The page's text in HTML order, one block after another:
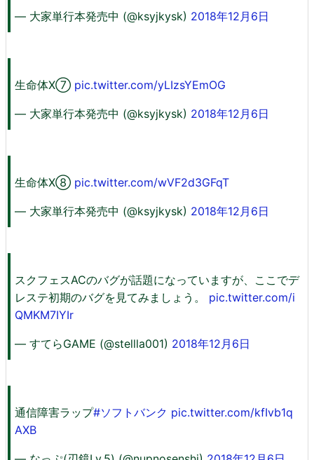
— 大家単行本発売中 (@ksyjkysk) 2018年12月6日
生命体X⑦ pic.twitter.com/yLIzsYEmOG
— 大家単行本発売中 (@ksyjkysk) 2018年12月6日
生命体X⑧ pic.twitter.com/wVF2d3GFqT
— 大家単行本発売中 (@ksyjkysk) 2018年12月6日
スクフェスACのバグが話題になっていますが、ここでデ
レステ初期のバグを見てみましょう。 pic.twitter.com/i
QMKM7IYIr
— すてらGAME (@stellla001) 2018年12月6日
通信障害ラップ#ソフトバンク pic.twitter.com/kfIvb1q
AXB